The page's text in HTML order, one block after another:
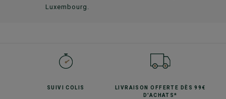
Luxembourg.
SUIVICOLIS LIVRAISON OFFERTE
DÈS 99€
D'ACHATS*